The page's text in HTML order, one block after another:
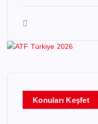
Konuları Keşfet